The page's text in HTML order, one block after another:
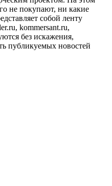
не покупают, ни какие
собой ленту
kommersant.ru,
без искажения,
публикуемых новостей